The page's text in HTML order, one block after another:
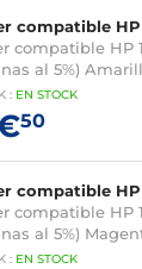
compatible HP
compatible HP
al 5%)
: EN STOCK
50
compatible HP
compatible HP
al 5%)
: EN STOCK